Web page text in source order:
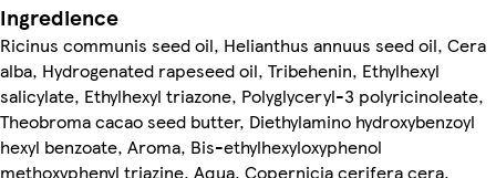
Ingredience
Ricinus communis seed oil, Helianthus annuus seed oil, Cera
alba, Hydrogenated rapeseed oil, Tribehenin, Ethylhexyl
salicylate, Ethylhexyl triazone, Polyglyceryl-3 polyricinoleate,
Theobroma cacao seed butter, Diethylamino hydroxybenzoyl
hexyl benzoate, Aroma, Bis-ethylhexyloxyphenol
methoxyphenyl triazine, Aqua, Copernicia cerifera cera,